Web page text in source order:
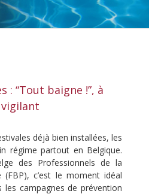
: “Tout baigne !”, à
déjà bien installées, les
régime partout en Belgique.
des Professionnels de la
c’est le moment idéal
campagnes de prévention